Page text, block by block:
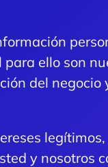
ello son
del negocio
y nosotros